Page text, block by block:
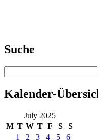
Suche
Kalender-
July 2025
M T W T F S
S
1
2 3 4 5
6